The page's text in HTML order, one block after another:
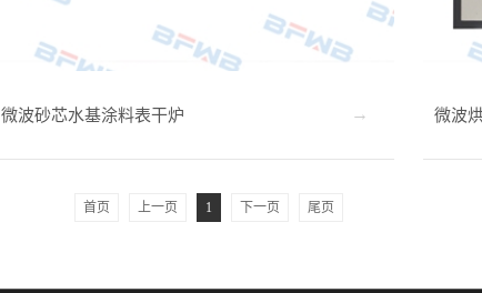
微波砂芯水基涂料表干炉 微波
首页 上一页 1 下一页 尾页